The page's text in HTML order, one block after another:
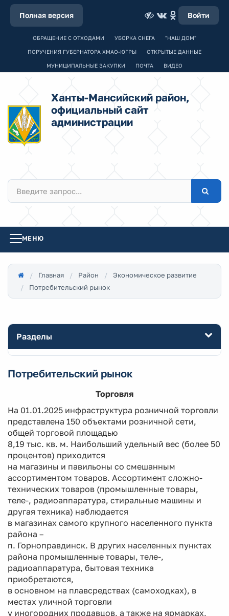
Полная версия Войти
ОБРАЩЕНИЕ С ОТХОДАМИ УБОРКА СНЕГА "НАШ ДОМ"
ПОРУЧЕНИЯ ГУБЕРНАТОРА ХМАО-ЮГРЫ ОТКРЫТЫЕ ДАННЫЕ
МУНИЦИПАЛЬНЫЕ ЗАКУПКИ ПОЧТА ВИДЕО
Ханты-Мансийский район,
официальный сайт
администрации
МЕНЮ
Главная Район
Экономическое развитие
Потребительский рынок
Разделы
Потребительский рынок
Торговля
На 01.01.2025 инфраструктура розничной торговли
представлена 150 объектами розничной сети,
общей торговой площадью
8,19 тыс. кв. м. Наибольший удельный вес (более 50
процентов) приходится
на магазины и павильоны со смешанным
ассортиментом товаров. Ассортимент сложно-
технических товаров (промышленные товары,
теле-, радиоаппаратура, стиральные машины и
другая техника) наблюдается
в магазинах самого крупного населенного пункта
района –
п. Горноправдинск. В других населенных пунктах
района промышленные товары, теле-,
радиоаппаратура, бытовая техника
приобретаются,
в основном на плавсредствах (самоходках), в
местах уличной торговли
у иногородних продавцов, а также на ярмарках,